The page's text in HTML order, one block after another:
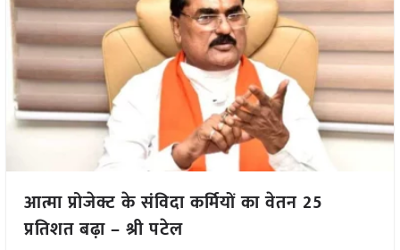
आत्मा प्रोजेक्ट के संविदा कर्मियों का वेतन 25
प्रतिशत बढ़ा – श्री पटेल